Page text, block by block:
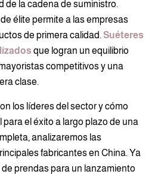
de la cadena de suministro.
élite permite a las empresas
de primera calidad. Suéteres
que logran un equilibrio
competitivos y una
clase.
los líderes del sector y cómo
el éxito a largo plazo de una
analizaremos las
fabricantes en China. Ya
prendas para un lanzamiento